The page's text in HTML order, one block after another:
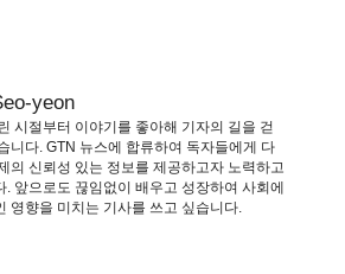
yeon
시절부터 이야기를 좋아해 기자의 길을 걷
니다. GTN 뉴스에 합류하여 독자들에게 다
의 신뢰성 있는 정보를 제공하고자 노력하고
. 앞으로도 끊임없이 배우고 성장하여 사회에
영향을 미치는 기사를 쓰고 싶습니다.